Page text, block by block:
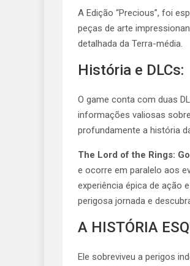
A Edição “Precious”, foi
peças de arte
detalhada da Terra-média.
História e DLCs:
O game conta com duas
informações valiosas
profundamente a história
The Lord of the Rings:
e ocorre em paralelo aos
experiência épica de ação
perigosa jornada e
A HISTÓRIA
Ele sobreviveu a perigos